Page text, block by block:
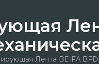
Лента BEIFA